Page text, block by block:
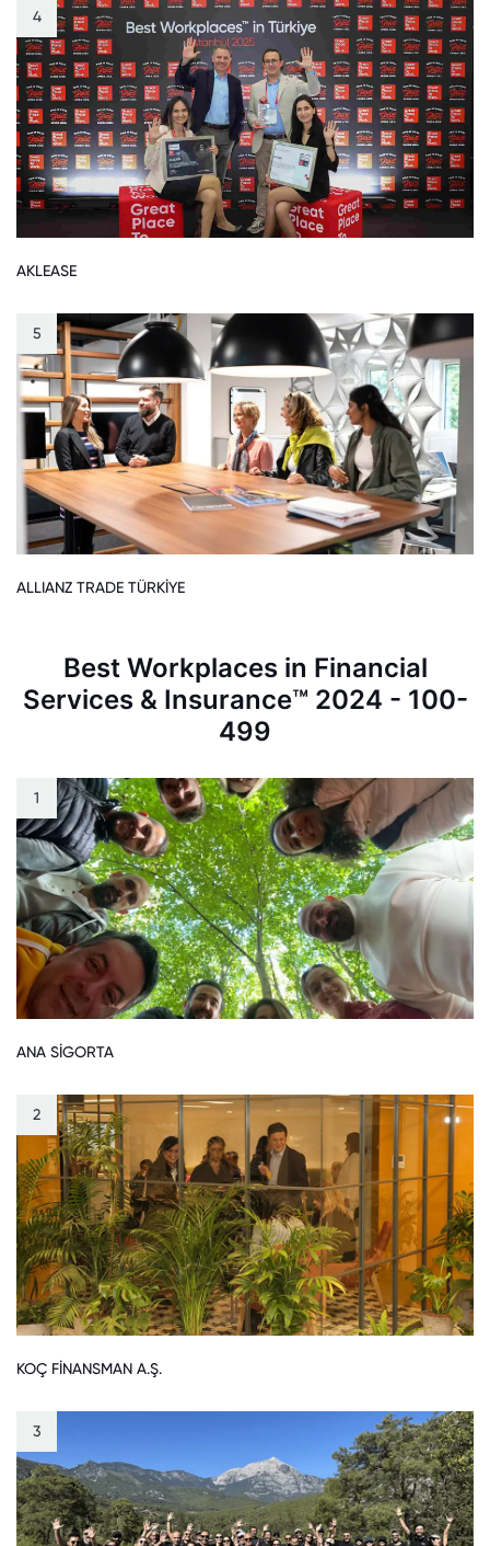
4
AKLEASE
5
ALLIANZ TRADE TÜRKİYE
Best Workplaces in Financial
Services & Insurance™ 2024 - 100-
499
1
ANA SİGORTA
2
KOÇ FİNANSMAN A.Ş.
3